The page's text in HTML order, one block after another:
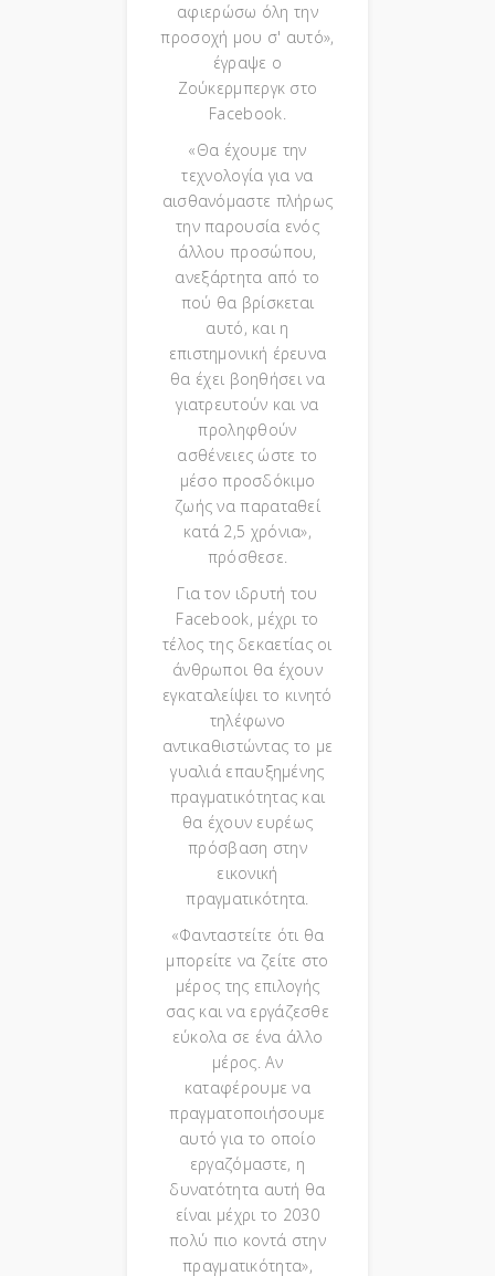
αφιερώσω όλη την
προσοχή μου σ' αυτό»,
έγραψε ο
Ζούκερμπεργκ στο
Facebook.
«Θα έχουμε την
τεχνολογία για να
αισθανόμαστε πλήρως
την παρουσία ενός
άλλου προσώπου,
ανεξάρτητα από το
πού θα βρίσκεται
αυτό, και η
επιστημονική έρευνα
θα έχει βοηθήσει να
γιατρευτούν και να
προληφθούν
ασθένειες ώστε το
μέσο προσδόκιμο
ζωής να παραταθεί
κατά 2,5 χρόνια»,
πρόσθεσε.
Για τον ιδρυτή του
Facebook, μέχρι το
τέλος της δεκαετίας οι
άνθρωποι θα έχουν
εγκαταλείψει το κινητό
τηλέφωνο
αντικαθιστώντας το με
γυαλιά επαυξημένης
πραγματικότητας και
θα έχουν ευρέως
πρόσβαση στην
εικονική
πραγματικότητα.
«Φανταστείτε ότι θα
μπορείτε να ζείτε στο
μέρος της επιλογής
σας και να εργάζεσθε
εύκολα σε ένα άλλο
μέρος. Αν
καταφέρουμε να
πραγματοποιήσουμε
αυτό για το οποίο
εργαζόμαστε, η
δυνατότητα αυτή θα
είναι μέχρι το 2030
πολύ πιο κοντά στην
πραγματικότητα»,